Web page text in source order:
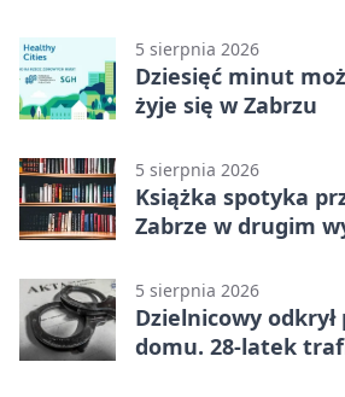
5 sierpnia 2026
Dziesięć minut
żyje się w Zabrzu
5 sierpnia 2026
Książka spotyka
Zabrze w drugim
5 sierpnia 2026
Dzielnicowy
domu. 28-latek